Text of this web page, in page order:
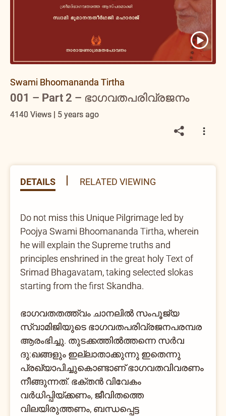
Swami Bhoomananda Tirtha
001 – Part 2 – ഭാഗവതപരിവ്രജനം
4140 Views | 5 years ago
DETAILS RELATED VIEWING
Do not miss this Unique Pilgrimage led by
Poojya Swami Bhoomananda Tirtha, wherein
he will explain the Supreme truths and
principles enshrined in the great holy Text of
Srimad Bhagavatam, taking selected slokas
starting from the first Skandha.
ഭാഗവതതത്ത്വം ചാനലില്‍ സംപൂജ്യ
സ്വാമിജിയുടെ ഭാഗവതപരിവ്രജനപരമ്പര
ആരംഭിച്ചു. തുടക്കത്തില്‍ത്തന്നെ സര്‍വ
ദു:ഖങ്ങളും ഇല്ലാതാക്കുന്നു ഇതെന്നു
പ്രഖ്യാപിച്ചുകൊണ്ടാണ് ഭാഗവതവിവരണം
നീങ്ങുന്നത്. ഭക്തന്‍ വിവേകം
വര്‍ധിപ്പിയ്ക്കണം, ജീവിതത്തെ
വിലയിരുത്തണം, ബന്ധപ്പെട്ട